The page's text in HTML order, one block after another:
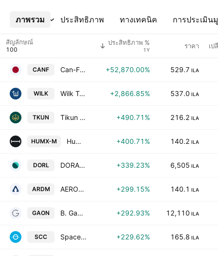
ภาพรวม ประสิทธิภาพ ทางเทคนิค การประเมิน
เพิ่มเติม
สัญลักษณ์ ประสิทธิภาพ %
1Y ราคา เป
CANF Can-Fite BioPharma Ltd. +52,870.00% 529.7 ILA
WILK Wilk Technologies Ltd +2,866.85% 537.0 ILA
TKUN Tikun Olam-Cannbit Pharmaceuticals Ltd. +490.71% 216.2 ILA
HUMX-M Human Xtensions Ltd. +400.71% 140.2 ILA
DORL DORAL GROUP RENEWABLE ENERGY RESOURCES LTD +339.23% 6,505 ILA
ARDM AERODROME GROUP LTD +299.15% 140.1 ILA
GAON B. Gaon Holdings Ltd +292.93% 12,110 ILA
SCC Space-Communication Limited +229.62% 165.8 ILA